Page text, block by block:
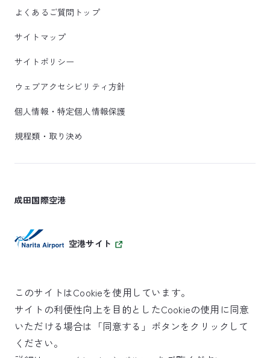
よくあるご質問トップ
サイトマップ
サイトポリシー
ウェブアクセシビリティ方針
個人情報・特定個人情報保護
規程類・取り決め
成田国際空港
空港サイト
SKYTRAX
5スターエアポート
このサイトはCookieを使用しています。
サイトの利便性向上を目的としたCookieの使用に同意
いただける場合は「同意する」ボタンをクリックして
ください。